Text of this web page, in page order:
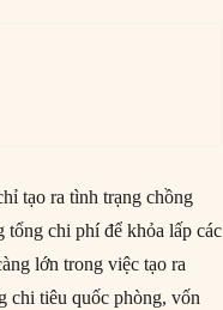
tạo ra tình trạng chồng
tổng chi phí để khỏa lấp các
lớn trong việc tạo ra
chi tiêu quốc phòng, vốn